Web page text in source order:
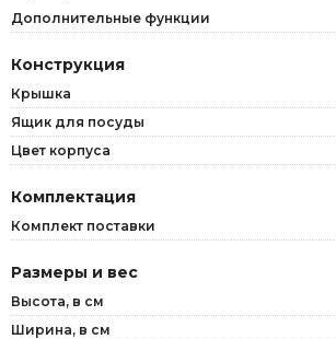
Дополнительные функции
Конструкция
Крышка
Ящик для посуды
Цвет корпуса
Комплектация
Комплект поставки
Размеры и вес
Высота, в см
Ширина, в см